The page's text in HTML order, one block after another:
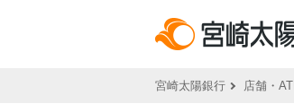
宮崎太陽銀行 店舗・